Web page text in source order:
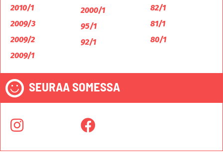
2010/1
2009/3
2009/2
2009/1
2000/1
95/1
92/1
82/1
81/1
80/1
SEURAA SOMESSA